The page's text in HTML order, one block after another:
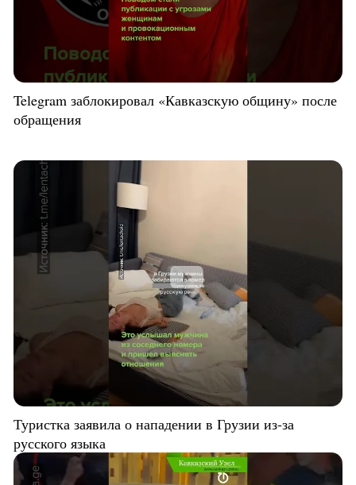
Telegram заблокировал «Кавказскую общину» после
обращения
Туристка заявила о нападении в Грузии из-за
русского языка